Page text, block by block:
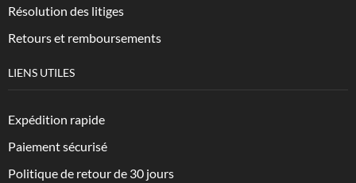
Résolution des litiges
Retours et remboursements
LIENS UTILES
Expédition rapide
Paiement sécurisé
Politique de retour de 30 jours